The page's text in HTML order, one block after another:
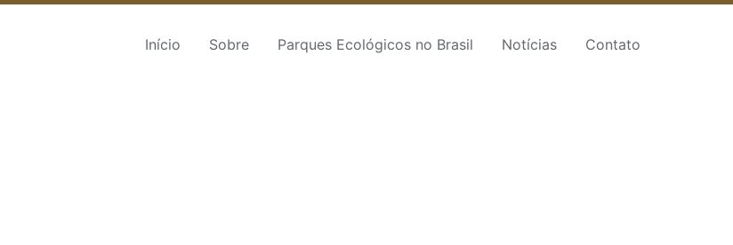
Início Sobre Parques Ecológicos no Brasil Notícias Contato